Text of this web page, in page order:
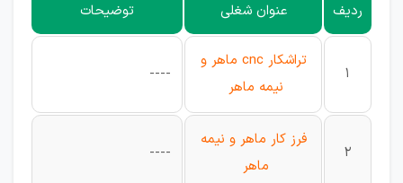
ردیف عنوان شغلی توضیحات
1
تراشکار cnc ماهر و
نیمه ماهر
----
2
فرز کار ماهر و نیمه
ماهر
----